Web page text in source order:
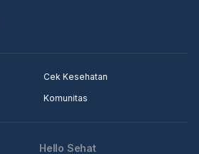
Cek Kesehatan
Komunitas
Hello Sehat